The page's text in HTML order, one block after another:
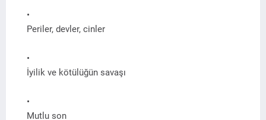
Periler, devler, cinler
İyilik ve kötülüğün savaşı
Mutlu son